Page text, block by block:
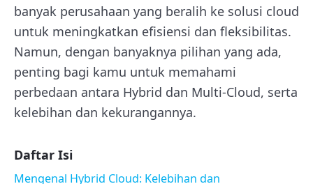
banyak perusahaan yang beralih ke solusi cloud
untuk meningkatkan efisiensi dan fleksibilitas.
Namun, dengan banyaknya pilihan yang ada,
penting bagi kamu untuk memahami
perbedaan antara Hybrid dan Multi-Cloud, serta
kelebihan dan kekurangannya.
Daftar Isi
Mengenal Hybrid Cloud: Kelebihan dan